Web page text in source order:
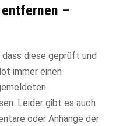
–
diese geprüft und
immer einen
Leider gibt es auch
oder Anhänge der